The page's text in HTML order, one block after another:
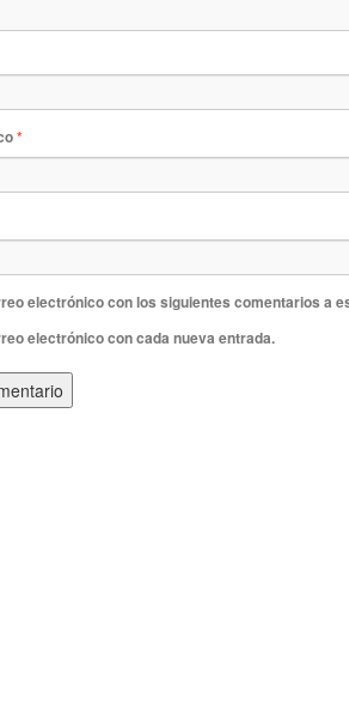
*
electrónico con los siguientes comentarios a
electrónico con cada nueva entrada.